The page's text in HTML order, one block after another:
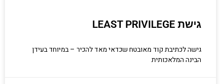
גישת LEAST PRIVILEGE
גישה לכתיבת קוד מאובטח שכדאי מאד להכיר – במיוחד בעידן
הבינה המלאכותית